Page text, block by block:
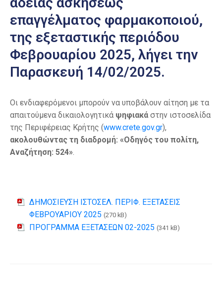
επαγγέλματος φαρμακoποιού,
της εξεταστικής περιόδου
Φεβρουαρίου 2025, λήγει την
Παρασκευή 14/02/2025.
Οι ενδιαφερόμενοι μπορούν να υποβάλουν αίτηση με τα
απαιτούμενα δικαιολογητικά ψηφιακά στην ιστοσελίδα
της Περιφέρειας Κρήτης (www.crete.gov.gr),
ακολουθώντας τη διαδρομή: «Οδηγός του πολίτη,
Αναζήτηση: 524».
ΔΗΜΟΣΙΕΥΣΗ ΙΣΤΟΣΕΛ. ΠΕΡΙΦ. ΕΞΕΤΑΣΕΙΣ
ΦΕΒΡΟΥΑΡΙΟΥ 2025 (270 kB)
ΠΡΟΓΡΑΜΜΑ ΕΞΕΤΑΣΕΩΝ 02-2025 (341 kB)